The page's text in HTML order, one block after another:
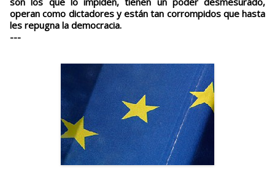
operan como dictadores y están tan corrompidos que hasta
les repugna la democracia.
---